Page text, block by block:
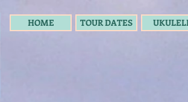
HOME TOUR DATES